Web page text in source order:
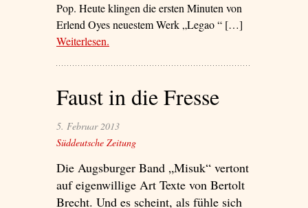
Pop. Heute klingen die ersten Minuten von
Erlend Oyes neuestem Werk „Legao “ […]
Weiterlesen– ‘Super-Nerd’
.
Faust in die Fresse
5. Februar 2013
Süddeutsche Zeitung
Die Augsburger Band „Misuk“ vertont
auf eigenwillige Art Texte von Bertolt
Brecht. Und es scheint, als fühle sich